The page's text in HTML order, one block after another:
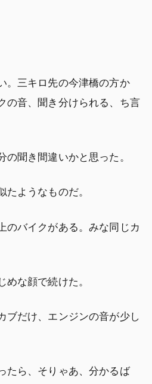
。三キロ先の今津橋の方か
の音、聞き分けられる、ち言
聞き間違いかと思った。
たようなものだ。
のバイクがある。みな同じカ
めな顔で続けた。
ブだけ、エンジンの音が少し
たら、そりゃあ、分かるば